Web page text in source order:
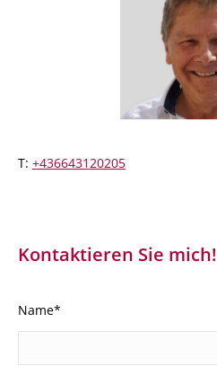
T: +436643120205
Kontaktieren Sie mich!
Name*